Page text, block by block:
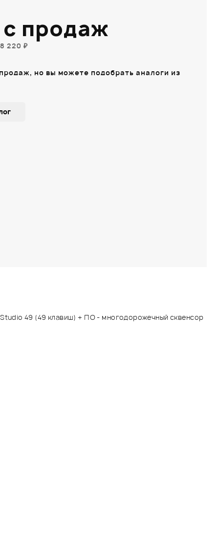
49 (49 клавиш) + ПО - многодорожечный сквенсор
продаж
220 ₽
но вы можете подобрать аналоги из